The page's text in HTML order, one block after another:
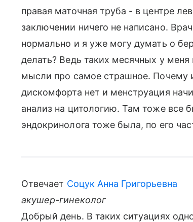
правая маточная труба - в центре
заключении ничего не написано.
нормально и я уже могу думать о
делать? Ведь таких месячных у
мысли про самое страшное. Почему
дискомфорта нет и менструация
анализ на цитологию. Там тоже все
эндокринолога тоже была, по его
Отвечает Соцук Анна Григорьевна
акушер-гинеколог
Добрый день. В таких ситуациях